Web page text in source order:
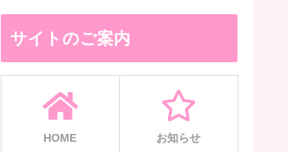
サイトのご案内
HOME お知らせ